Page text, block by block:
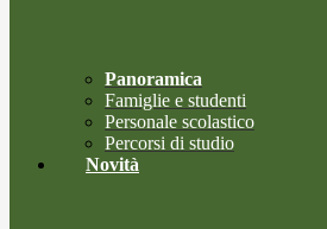
Panoramica
Famiglie e studenti
Personale scolastico
Percorsi di studio
Novità